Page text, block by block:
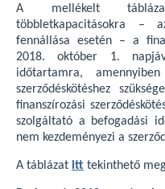
A mellékelt
többletkapacitásokra –
fennállása esetén – a
2018. október 1.
időtartamra,
szerződéskötéshez
finanszírozási
szolgáltató a befogadási
nem kezdeményezi a
A táblázat itt tekinthető